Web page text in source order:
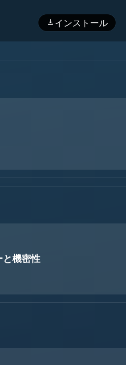
download インストール
と機密性